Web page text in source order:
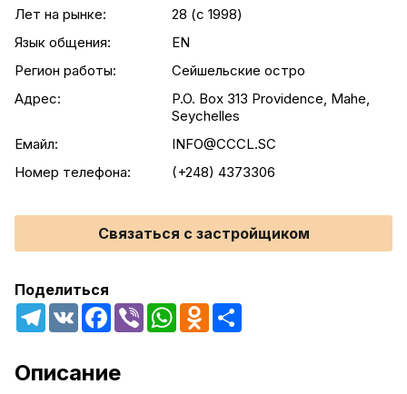
Лет на рынке:
28 (c 1998)
Язык общения:
EN
Регион работы:
Сейшельские остро
Адрес:
P.O. Box 313 Providence, Mahe,
Seychelles
Емайл:
INFO@CCCL.SC
Номер телефона:
(+248) 4373306
Связаться с застройщиком
Поделиться
Telegram
VK Facebook
Viber WhatsAppOdnoklassniki
Описание